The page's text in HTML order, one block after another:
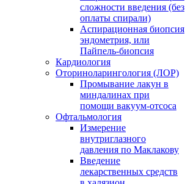
сложности введения (без
оплаты спирали)
Аспирационная биопсия
эндометрия, или
Пайпель-биопсия
Кардиология
Оториноларингология (ЛОР)
Промывание лакун в
миндалинах при
помощи вакуум-отсоса
Офтальмология
Измерение
внутриглазного
давления по Маклакову
Введение
лекарственных средств